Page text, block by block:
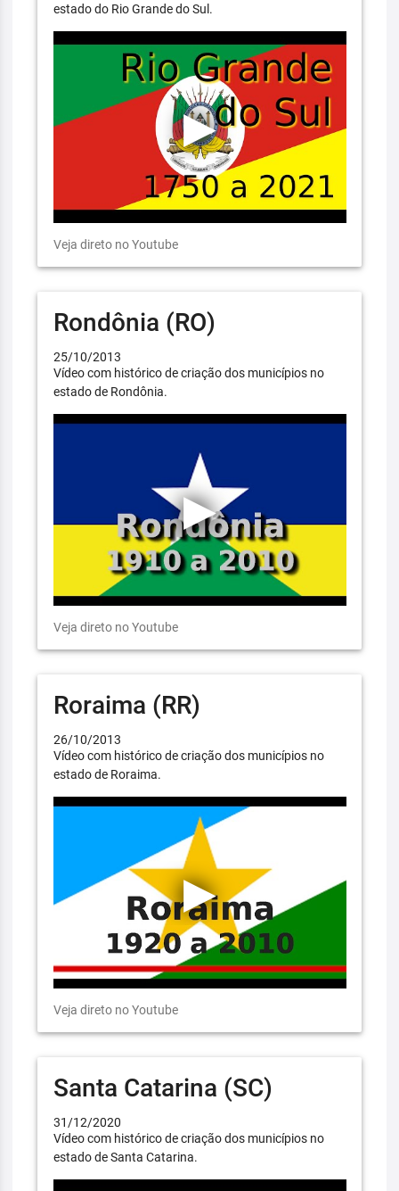
estado do Rio Grande do Sul.
Veja direto no Youtube
Rondônia (RO)
25/10/2013
Vídeo com histórico de criação dos municípios no
estado de Rondônia.
Veja direto no Youtube
Roraima (RR)
26/10/2013
Vídeo com histórico de criação dos municípios no
estado de Roraima.
Veja direto no Youtube
Santa Catarina (SC)
31/12/2020
Vídeo com histórico de criação dos municípios no
estado de Santa Catarina.